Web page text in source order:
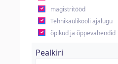
magistritööd
Tehnikaülikooli ajalugu
õpikud ja õppevahendid
Pealkiri